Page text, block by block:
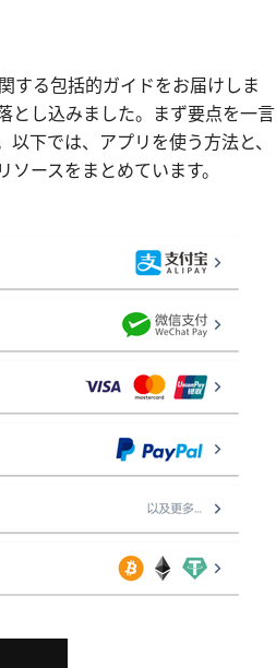
する包括的ガイドをお届けしま
とし込みました。まず要点を一言
下では、アプリを使う方法と、
ースをまとめています。